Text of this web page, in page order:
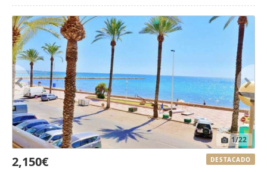
1/22
2,150€ DESTACADO